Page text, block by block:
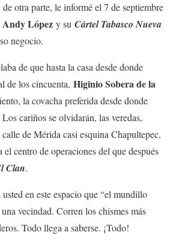
otra parte, le informé el 7 de septiembre
Andy López y su Cártel Tabasco Nueva
negocio.
de que hasta la casa desde donde
de los cincuenta, Higinio Sobera de la
la covacha preferida desde donde
cariños se olvidarán, las veredas,
de Mérida casi esquina Chapultepec,
centro de operaciones del que después
Clan.
en este espacio que “el mundillo
vecindad. Corren los chismes más
Todo llega a saberse. ¡Todo!